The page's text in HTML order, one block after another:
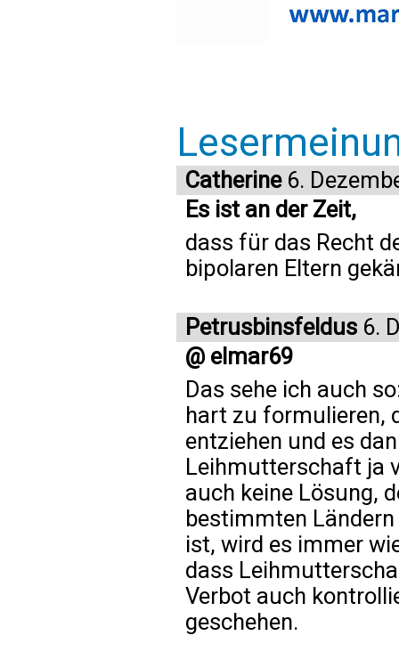
Catherine6.
Es ist an der Zeit,
dass für das Recht
bipolaren Eltern
Petrusbinsfeldus 6.
@ elmar69
Das sehe ich auch
hart zu formulieren,
entziehen und es
Leihmutterschaft ja
auch keine Lösung,
bestimmten
ist, wird es immer
dass
Verbot auch
geschehen.